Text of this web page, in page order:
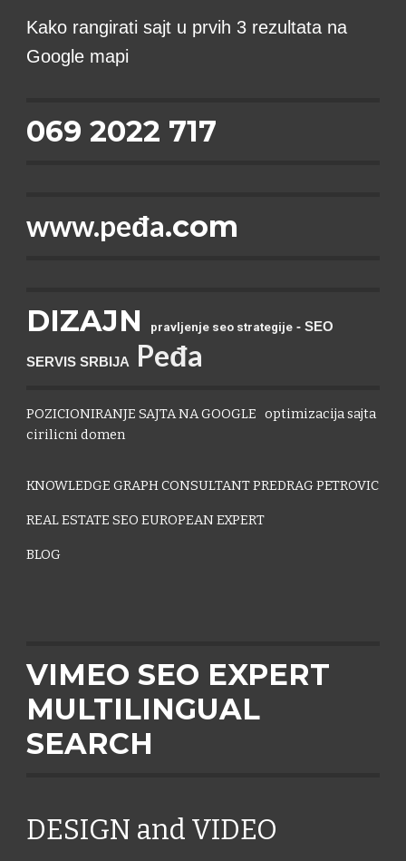
Kako rangirati sajt u prvih 3 rezultata na
Google mapi
069 2022 717
www.peđa.com
DIZAJN pravljenje seo strategije - SEO
SERVIS SRBIJA Peđa
POZICIONIRANJE SAJTA NA GOOGLE optimizacija sajta
cirilicni domen
KNOWLEDGE GRAPH CONSULTANT PREDRAG PETROVIC
REAL ESTATE SEO EUROPEAN EXPERT
BLOG
VIMEO SEO EXPERT
MULTILINGUAL
SEARCH
DESIGN and VIDEO